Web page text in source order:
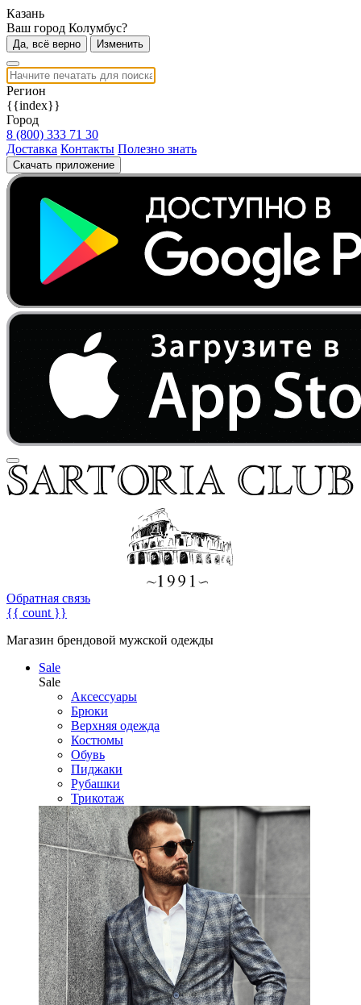
Казань
Ваш город Колумбус?
Да, всё верно Изменить
Регион
{{index}}
Город
8 (800) 333 71 30
Доставка Контакты Полезно знать
Скачать приложение
Обратная связь
{{ count }}
Магазин брендовой мужской одежды
Sale
Sale
Аксессуары
Брюки
Верхняя одежда
Костюмы
Обувь
Пиджаки
Рубашки
Трикотаж